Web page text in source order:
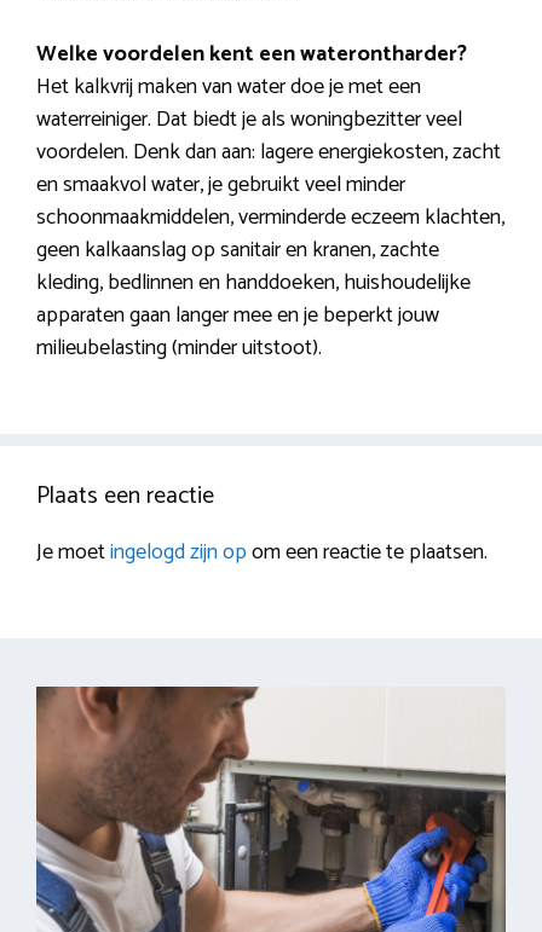
Welke voordelen kent een waterontharder?
Het kalkvrij maken van water doe je met een
waterreiniger. Dat biedt je als woningbezitter veel
voordelen. Denk dan aan: lagere energiekosten, zacht
en smaakvol water, je gebruikt veel minder
schoonmaakmiddelen, verminderde eczeem klachten,
geen kalkaanslag op sanitair en kranen, zachte
kleding, bedlinnen en handdoeken, huishoudelijke
apparaten gaan langer mee en je beperkt jouw
milieubelasting (minder uitstoot).
Plaats een reactie
Je moetingelogd zijn opom een reactie te plaatsen.